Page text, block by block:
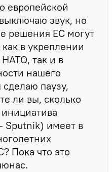
европейской
звук, но
решения ЕС могут
в укреплении
так и в
нашего
паузу,
ли вы, сколько
Sputnik) имеет в
Пока что это